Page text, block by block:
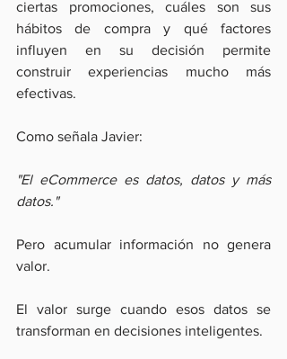
ciertas promociones, cuáles son sus
hábitos de compra y qué factores
influyen en su decisión permite
construir experiencias mucho más
efectivas.
Como señala Javier:
"El eCommerce es datos, datos y más
datos."
Pero acumular información no genera
valor.
El valor surge cuando esos datos se
transforman en decisiones inteligentes.